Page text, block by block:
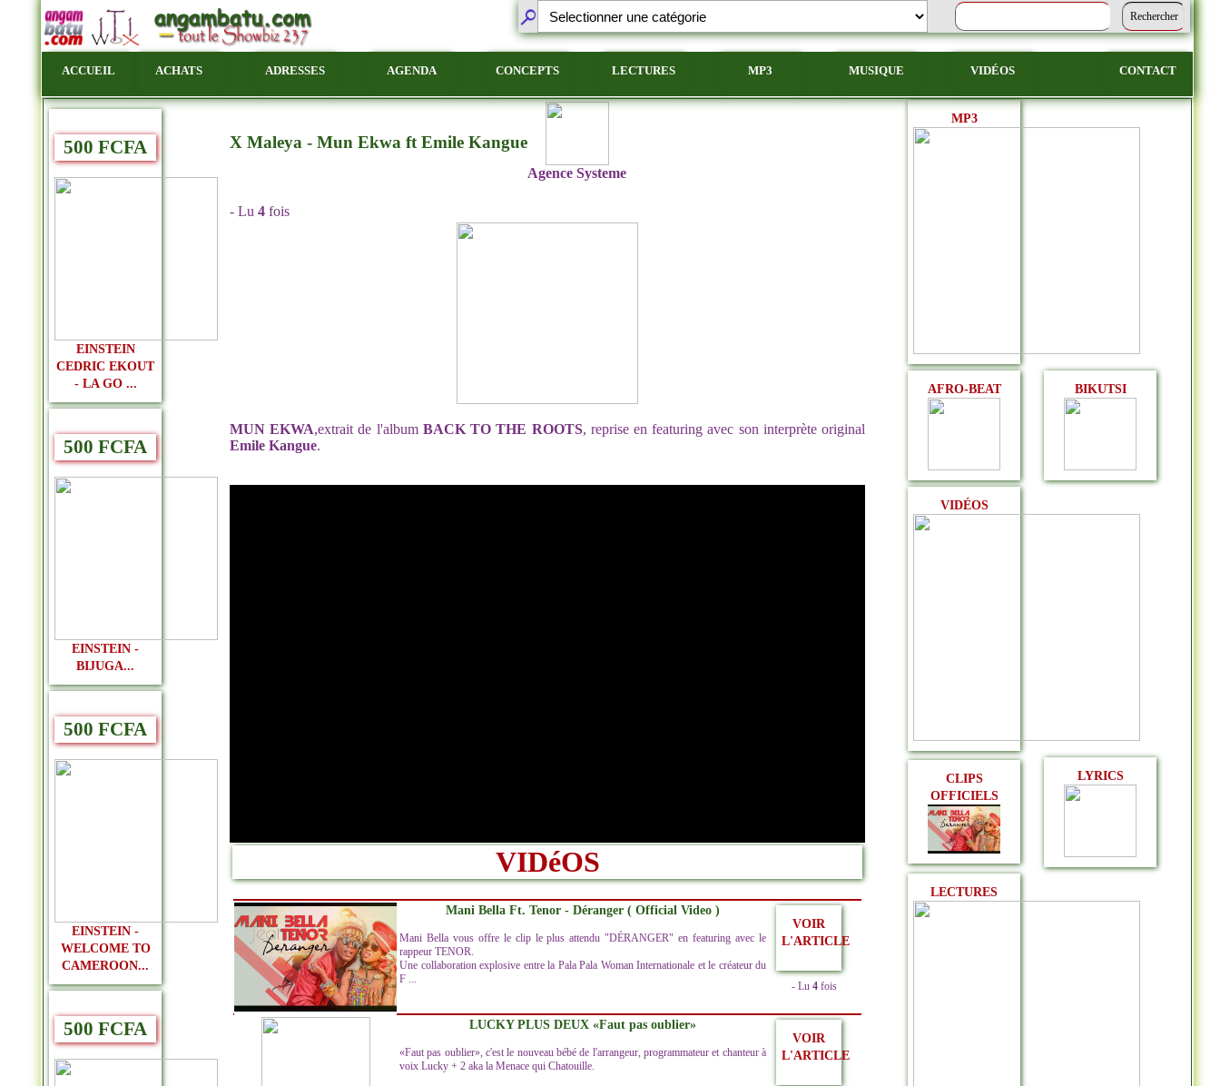
ACCUEIL ACHATS ADRESSES AGENDA CONCEPTS LECTURES MP3 MUSIQUE VIDÉOS CONTACT
500 FCFA
EINSTEIN
CEDRIC EKOUT
- LA GO ...
500 FCFA
EINSTEIN -
BIJUGA...
500 FCFA
EINSTEIN -
WELCOME TO
CAMEROON...
500 FCFA
X Maleya - Mun Ekwa ft Emile Kangue
Agence Systeme
- Lu 4 fois
MUN EKWA,extrait de l'album BACK TO THE ROOTS, reprise en featuring avec son interprète original
Emile Kangue.
VIDéOS
Mani Bella Ft. Tenor - Déranger ( Official Video )
Mani Bella vous offre le clip le plus attendu "DÉRANGER" en featuring avec le
rappeur TENOR.
Une collaboration explosive entre la Pala Pala Woman Internationale et le créateur du
F ...
VOIR
L'ARTICLE
- Lu 4 fois
LUCKY PLUS DEUX «Faut pas oublier»
«Faut pas oublier», c'est le nouveau bébé de l'arrangeur, programmateur et chanteur à
voix Lucky + 2 aka la Menace qui Chatouille.
VOIR
L'ARTICLE
MP3
AFRO-BEAT BIKUTSI
VIDÉOS
CLIPS
OFFICIELS
LYRICS
LECTURES